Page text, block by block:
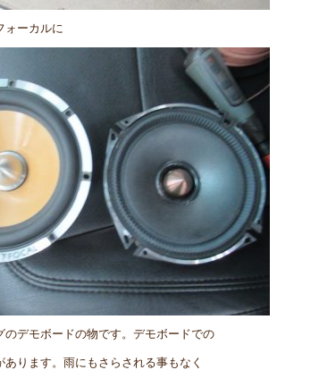
ォーカルに
のデモボードの物です。デモボードでの
あります。雨にもさらされる事もなく